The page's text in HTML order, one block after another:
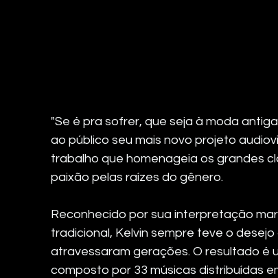
"Se é pra sofrer, que seja à moda
ao público seu mais novo projeto
trabalho que homenageia os grandes
paixão pelas raízes do gênero.
Reconhecido por sua interpretação
tradicional, Kelvin sempre teve o
atravessaram gerações. O resultado é
composto por 33 músicas distribuídas